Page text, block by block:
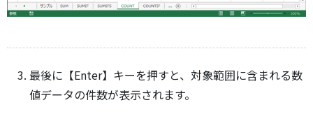
最後に【Enter】キーを押すと、対象範囲に含まれる数
値データの件数が表示されます。